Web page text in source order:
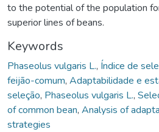
to the potential of the population
superior lines of beans.
Keywords
Phaseolus vulgaris L., Índice de
feijão-comum, Adaptabilidade e
seleção, Phaseolus vulgaris L.,
of common bean, Analysis of
strategies